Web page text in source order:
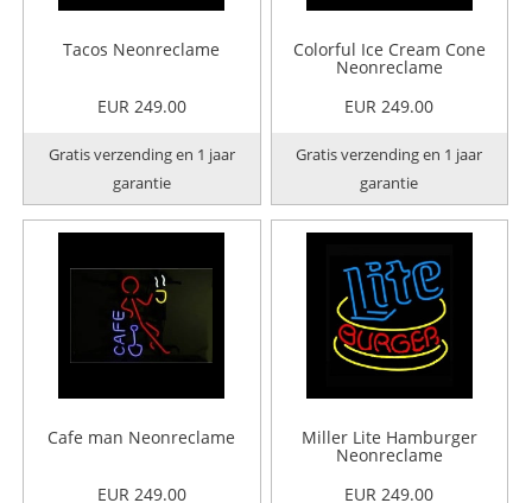
Tacos Neonreclame
EUR 249.00
Gratis verzending en 1 jaar
garantie
Colorful Ice Cream Cone
Neonreclame
EUR 249.00
Gratis verzending en 1 jaar
garantie
Cafe man Neonreclame
EUR 249.00
Miller Lite Hamburger
Neonreclame
EUR 249.00